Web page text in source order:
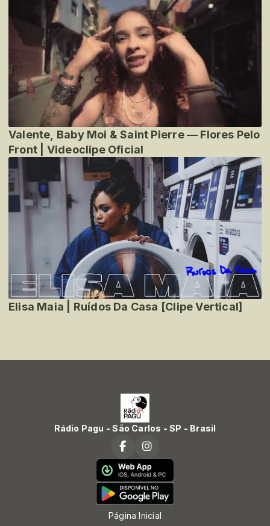
Valente, Baby Moi & Saint Pierre — Flores Pelo
Front | Videoclipe Oficial
Elisa Maia | Ruídos Da Casa [Clipe Vertical]
Rádio Pagu - São Carlos - SP - Brasil
Página Inicial